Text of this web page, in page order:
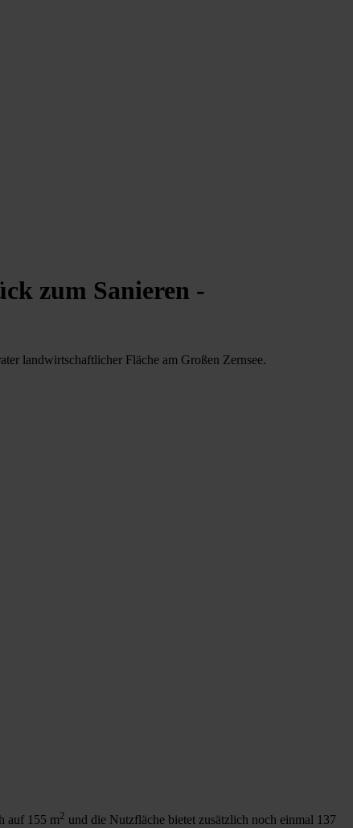
zum Sanieren -
landwirtschaftlicher Fläche am Großen Zernsee.
auf 155 m2 und die Nutzfläche bietet zusätzlich noch einmal 137